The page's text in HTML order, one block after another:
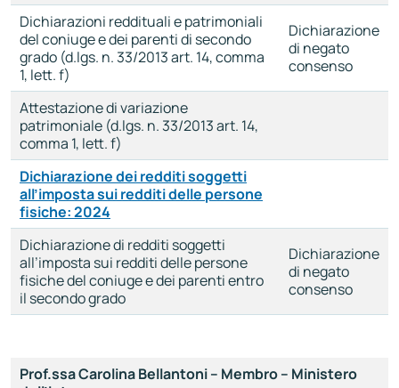
Dichiarazioni reddituali e patrimoniali
del coniuge e dei parenti di secondo
grado (d.lgs. n. 33/2013 art. 14, comma
1, lett. f)
Dichiarazione
di negato
consenso
Attestazione di variazione
patrimoniale (d.lgs. n. 33/2013 art. 14,
comma 1, lett. f)
Dichiarazione dei redditi soggetti
all’imposta sui redditi delle persone
fisiche: 2024
Dichiarazione di redditi soggetti
all’imposta sui redditi delle persone
fisiche del coniuge e dei parenti entro
il secondo grado
Dichiarazione
di negato
consenso
Prof.ssa Carolina Bellantoni– Membro – Ministero